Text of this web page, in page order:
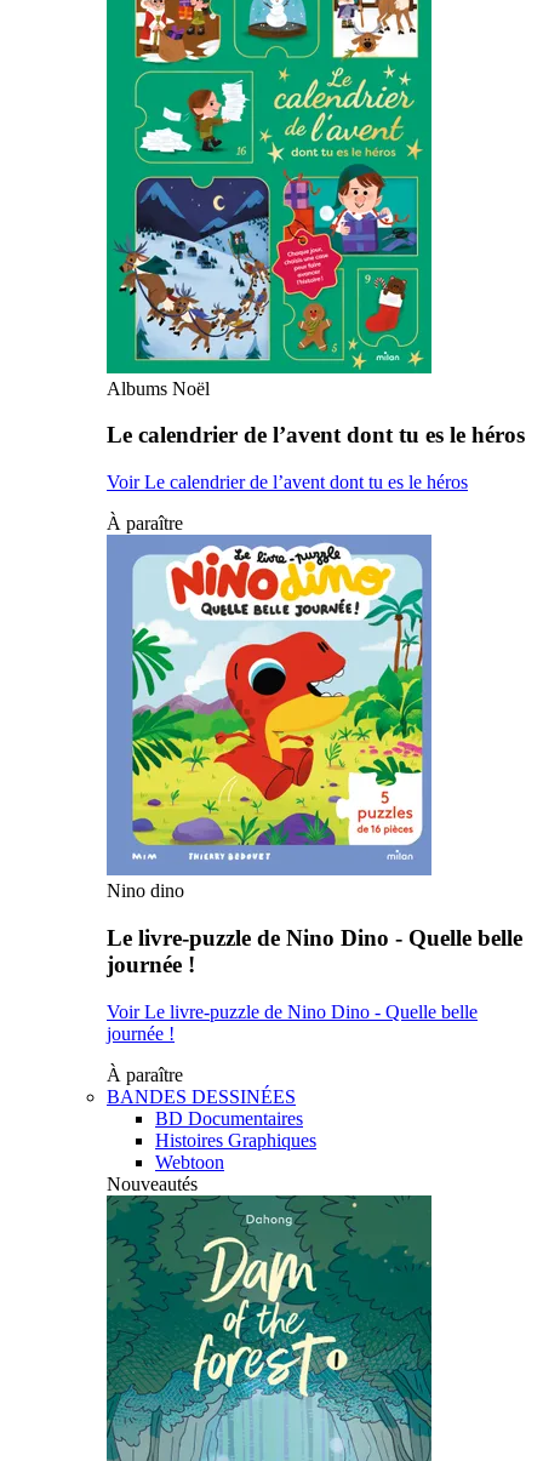
Albums Noël
Le calendrier de l’avent dont tu es le héros
Voir Le calendrier de l’avent dont tu es le héros
À paraître
Nino dino
Le livre-puzzle de Nino Dino - Quelle belle
journée !
Voir Le livre-puzzle de Nino Dino - Quelle belle
journée !
À paraître
BANDES DESSINÉES
BD Documentaires
Histoires Graphiques
Webtoon
Nouveautés